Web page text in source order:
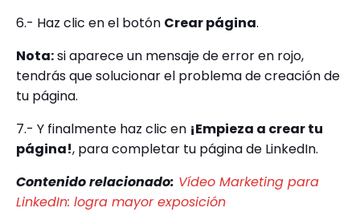
6.- Haz clic en el botón Crear página.
Nota:si aparece un mensaje de error en rojo,
tendrás que solucionar el problema de creación de
tu página.
7.- Y finalmente haz clic en ¡Empieza a crear tu
página!, para completar tu página de LinkedIn.
Contenido relacionado: Vídeo Marketing para
LinkedIn: logra mayor exposición